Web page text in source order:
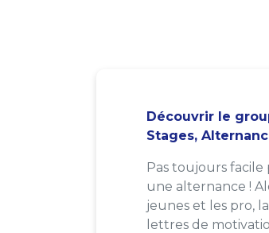
Découvrir le
Stages,
Pas toujours
une alternance !
jeunes et les pro,
lettres de